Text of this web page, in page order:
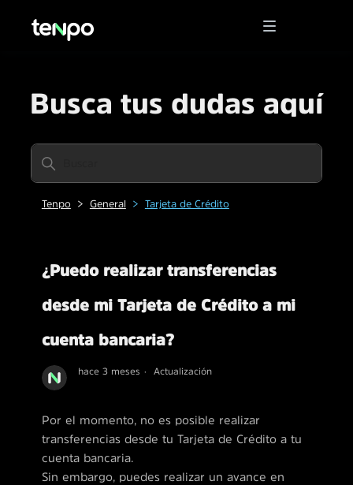
Busca tus dudas aquí
Tenpo General Tarjeta de Crédito
¿Puedo realizar transferencias
desde mi Tarjeta de Crédito a mi
cuenta bancaria?
hace 3 meses Actualización
Por el momento, no es posible realizar
transferencias desde tu Tarjeta de Crédito a tu
cuenta bancaria.
Sin embargo, puedes realizar un avance en